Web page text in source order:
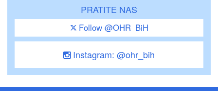
PRATITE NAS
Follow @OHR_BiH
Instagram: @ohr_bih